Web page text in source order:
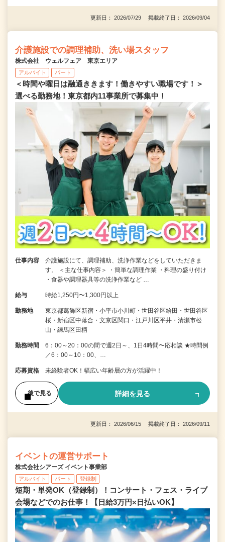
更新日： 2026/07/29 掲載終了日： 2026/09/04
介護施設での調理補助、洗い場スタッフ
株式会社 ウェルフェア 東京エリア
アルバイト パート
＜時間や曜日は融通ききます！働きやすい職場です！＞
選べる勤務地！東京都内11事業所で募集中！
仕事内容
介護施設にて、調理補助、洗浄作業などをしていただきま
す。 ＜主な仕事内容＞ ・簡単な調理作業 ・料理の盛り付け
・食器や調理器具等の洗浄作業など …
給与 時給1,250円〜1,300円以上
勤務地
東京都葛飾区新宿・小平市小川町・世田谷区給田・世田谷区
桜・新宿区中落合・文京区関口・江戸川区平井・清瀬市松
山・練馬区田柄
勤務時間
6：00～20：00の間で週2日～、1日4時間〜応相談 ★時間例
／6：00～10：00、…
応募資格 未経験者OK！幅広い年齢層の方が活躍中！
後で見る 詳細を見る
更新日： 2026/06/15 掲載終了日： 2026/09/11
イベントの運営サポート
株式会社シアーズ イベント事業部
アルバイト パート 登録制
短期・単発OK（登録制）！コンサート・フェス・ライブ
会場などでのお仕事！【日給3万円×日払いOK】